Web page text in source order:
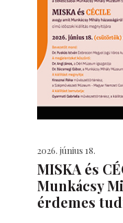
2026. június 18.
MISKA és
Munkácsy
érdemes